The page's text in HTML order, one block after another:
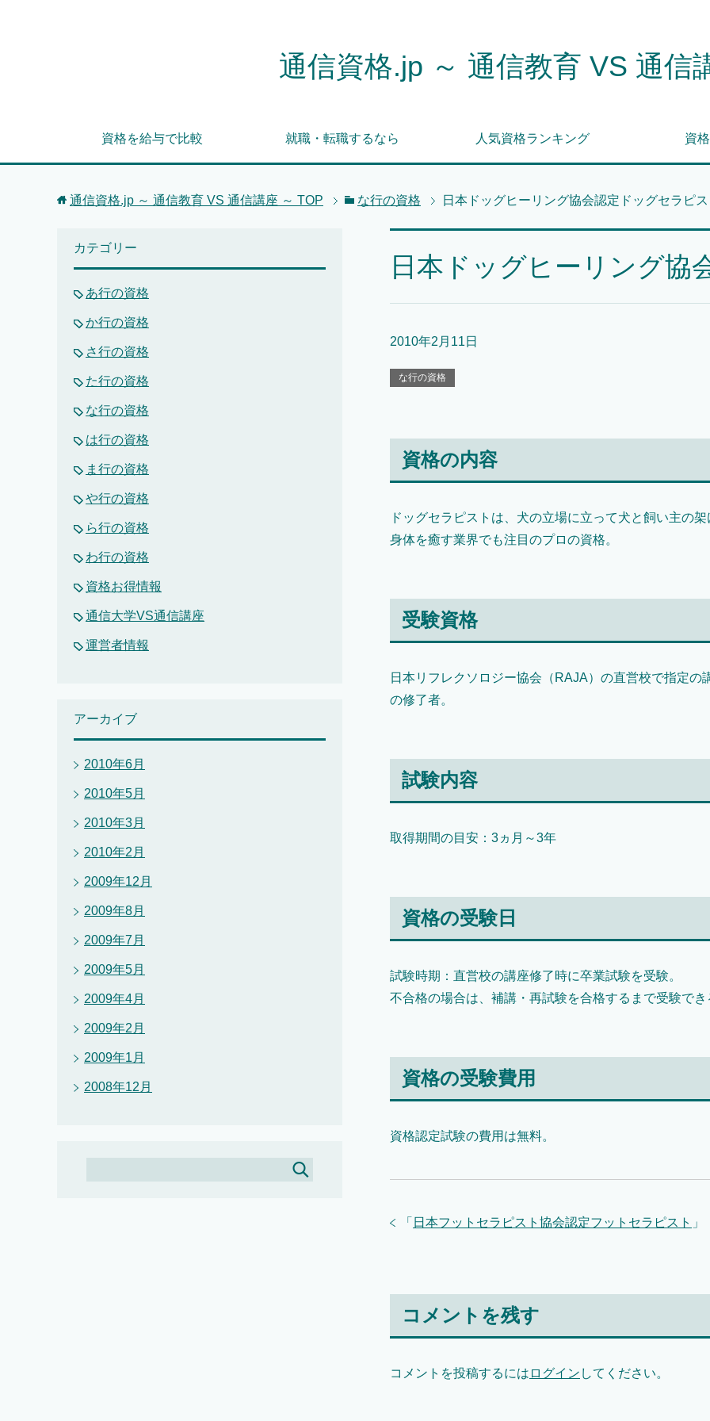
通信資格.jp ～ 通信教育 VS 通信
資格を給与で比較 就職・転職するなら 人気資格ランキング 資
通信資格.jp ～ 通信教育 VS 通信講座 ～ TOP な行の資格 日本ドッグヒーリング協会認定ドッグセラピ
日本ドッグヒーリング協
2010年2月11日
な行の資格
資格の内容
ドッグセラピストは、犬の立場に立って犬と飼い主の
身体を癒す業界でも注目のプロの資格。
受験資格
日本リフレクソロジー協会（RAJA）の直営校で指定の
の修了者。
試験内容
取得期間の目安：3ヵ月～3年
資格の受験日
試験時期：直営校の講座修了時に卒業試験を受験。
不合格の場合は、補講・再試験を合格するまで受験でき
資格の受験費用
資格認定試験の費用は無料。
「 日本フットセラピスト協会認定フットセラピスト 」
コメントを残す
コメントを投稿するには ログイン してください。
カテゴリー
あ行の資格
か行の資格
さ行の資格
た行の資格
な行の資格
は行の資格
ま行の資格
や行の資格
ら行の資格
わ行の資格
資格お得情報
通信大学VS通信講座
運営者情報
アーカイブ
2010年6月
2010年5月
2010年3月
2010年2月
2009年12月
2009年8月
2009年7月
2009年5月
2009年4月
2009年2月
2009年1月
2008年12月